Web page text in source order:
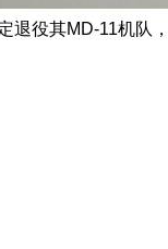
退役其MD-11机队